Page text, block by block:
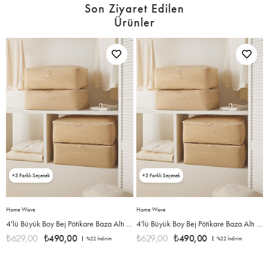
Son Ziyaret Edilen
Ürünler
Home Wave
4'lü Büyük Boy Bej Pötikare Baza Altı Hurç Set 62 x 46 x 22 cm
₺490,00
₺629,00 %22İndirim
3
Home Wave
4'lü Büyük Boy Bej Pötikare Baza Altı Hurç Set 62 x 46 x 22 cm
₺490,00
₺629,00 %22 İndirim
3